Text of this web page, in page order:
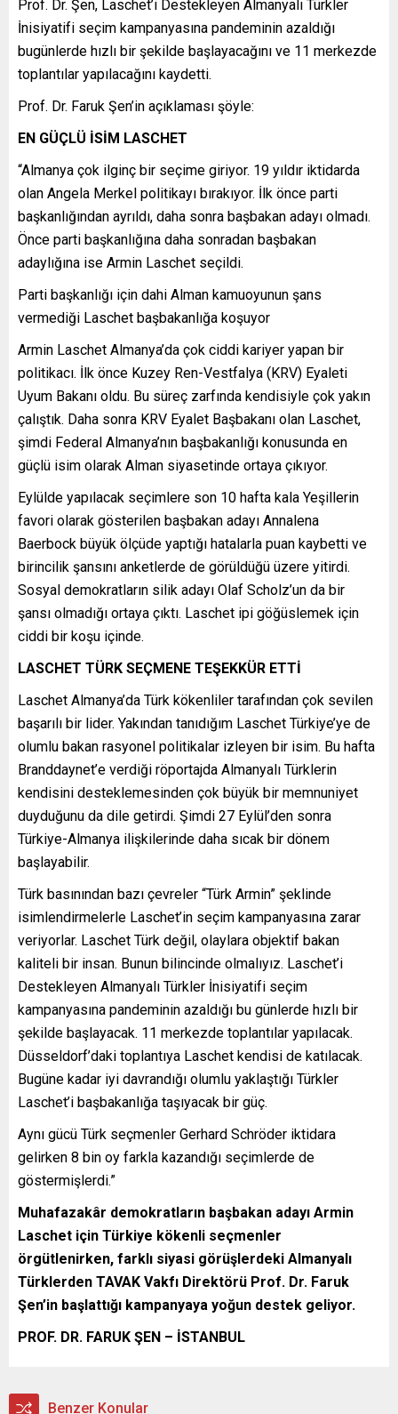
Prof. Dr. Şen, Laschet’i Destekleyen Almanyalı Türkler
İnisiyatifi seçim kampanyasına pandeminin azaldığı
bugünlerde hızlı bir şekilde başlayacağını ve 11 merkezde
toplantılar yapılacağını kaydetti.
Prof. Dr. Faruk Şen’in açıklaması şöyle:
EN GÜÇLÜ İSİM LASCHET
“Almanya çok ilginç bir seçime giriyor. 19 yıldır iktidarda
olan Angela Merkel politikayı bırakıyor. İlk önce parti
başkanlığından ayrıldı, daha sonra başbakan adayı olmadı.
Önce parti başkanlığına daha sonradan başbakan
adaylığına ise Armin Laschet seçildi.
Parti başkanlığı için dahi Alman kamuoyunun şans
vermediği Laschet başbakanlığa koşuyor
Armin Laschet Almanya’da çok ciddi kariyer yapan bir
politikacı. İlk önce Kuzey Ren-Vestfalya (KRV) Eyaleti
Uyum Bakanı oldu. Bu süreç zarfında kendisiyle çok yakın
çalıştık. Daha sonra KRV Eyalet Başbakanı olan Laschet,
şimdi Federal Almanya’nın başbakanlığı konusunda en
güçlü isim olarak Alman siyasetinde ortaya çıkıyor.
Eylülde yapılacak seçimlere son 10 hafta kala Yeşillerin
favori olarak gösterilen başbakan adayı Annalena
Baerbock büyük ölçüde yaptığı hatalarla puan kaybetti ve
birincilik şansını anketlerde de görüldüğü üzere yitirdi.
Sosyal demokratların silik adayı Olaf Scholz’un da bir
şansı olmadığı ortaya çıktı. Laschet ipi göğüslemek için
ciddi bir koşu içinde.
LASCHET TÜRK SEÇMENE TEŞEKKÜR ETTİ
Laschet Almanya’da Türk kökenliler tarafından çok sevilen
başarılı bir lider. Yakından tanıdığım Laschet Türkiye’ye de
olumlu bakan rasyonel politikalar izleyen bir isim. Bu hafta
Branddaynet’e verdiği röportajda Almanyalı Türklerin
kendisini desteklemesinden çok büyük bir memnuniyet
duyduğunu da dile getirdi. Şimdi 27 Eylül’den sonra
Türkiye-Almanya ilişkilerinde daha sıcak bir dönem
başlayabilir.
Türk basınından bazı çevreler “Türk Armin” şeklinde
isimlendirmelerle Laschet’in seçim kampanyasına zarar
veriyorlar. Laschet Türk değil, olaylara objektif bakan
kaliteli bir insan. Bunun bilincinde olmalıyız. Laschet’i
Destekleyen Almanyalı Türkler İnisiyatifi seçim
kampanyasına pandeminin azaldığı bu günlerde hızlı bir
şekilde başlayacak. 11 merkezde toplantılar yapılacak.
Düsseldorf’daki toplantıya Laschet kendisi de katılacak.
Bugüne kadar iyi davrandığı olumlu yaklaştığı Türkler
Laschet’i başbakanlığa taşıyacak bir güç.
Aynı gücü Türk seçmenler Gerhard Schröder iktidara
gelirken 8 bin oy farkla kazandığı seçimlerde de
göstermişlerdi.”
Muhafazakâr demokratların başbakan adayı Armin
Laschet için Türkiye kökenli seçmenler
örgütlenirken, farklı siyasi görüşlerdeki Almanyalı
Türklerden TAVAK Vakfı Direktörü Prof. Dr. Faruk
Şen’in başlattığı kampanyaya yoğun destek geliyor.
PROF. DR. FARUK ŞEN – İSTANBUL
Benzer Konular